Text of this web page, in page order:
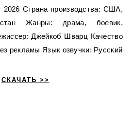
2026 Страна производства: США,
Жанры: драма, боевик,
Джейкоб Шварц Качество
рекламы Язык озвучки: Русский
СКАЧАТЬ >>